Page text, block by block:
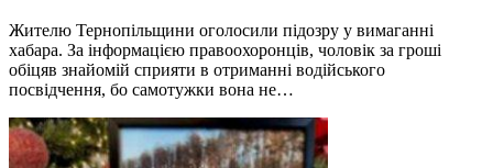
Жителю Тернопільщини оголосили підозру у вимаганні
хабара. За інформацією правоохоронців, чоловік за гроші
обіцяв знайомій сприяти в отриманні водійського
посвідчення, бо самотужки вона не…